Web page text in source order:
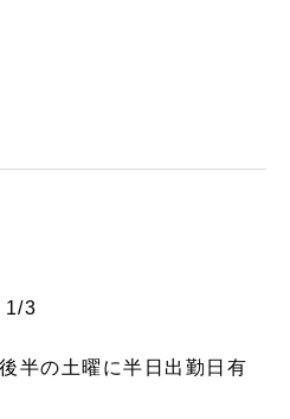
1/3
半の土曜に半日出勤日有